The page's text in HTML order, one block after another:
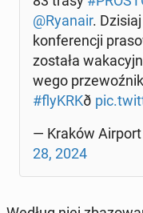
@Ryanair.
kon­fe­ren­cji
została
we­go
#flyKRKð
— Kraków
28, 2024